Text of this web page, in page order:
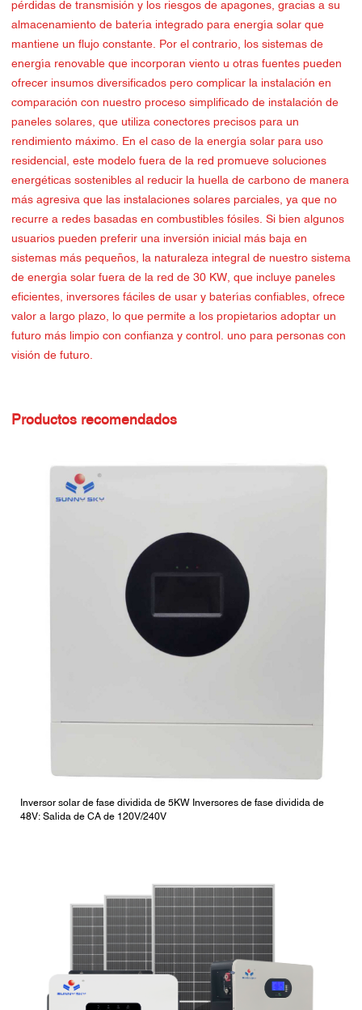
pérdidas de transmisión y los riesgos de apagones, gracias a su
almacenamiento de batería integrado para energía solar que
mantiene un flujo constante. Por el contrario, los sistemas de
energía renovable que incorporan viento u otras fuentes pueden
ofrecer insumos diversificados pero complicar la instalación en
comparación con nuestro proceso simplificado de instalación de
paneles solares, que utiliza conectores precisos para un
rendimiento máximo. En el caso de la energía solar para uso
residencial, este modelo fuera de la red promueve soluciones
energéticas sostenibles al reducir la huella de carbono de manera
más agresiva que las instalaciones solares parciales, ya que no
recurre a redes basadas en combustibles fósiles. Si bien algunos
usuarios pueden preferir una inversión inicial más baja en
sistemas más pequeños, la naturaleza integral de nuestro sistema
de energía solar fuera de la red de 30 KW, que incluye paneles
eficientes, inversores fáciles de usar y baterías confiables, ofrece
valor a largo plazo, lo que permite a los propietarios adoptar un
futuro más limpio con confianza y control. uno para personas con
visión de futuro.
Productos recomendados
Inversor solar de fase dividida de 5KW Inversores de fase dividida de
48V: Salida de CA de 120V/240V